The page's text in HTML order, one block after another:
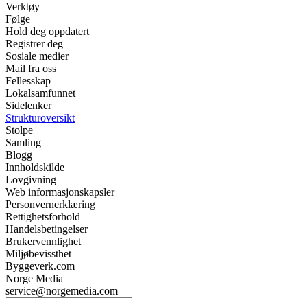
Verktøy
Følge
Hold deg oppdatert
Registrer deg
Sosiale medier
Mail fra oss
Fellesskap
Lokalsamfunnet
Sidelenker
Strukturoversikt
Stolpe
Samling
Blogg
Innholdskilde
Lovgivning
Web informasjonskapsler
Personvernerklæring
Rettighetsforhold
Handelsbetingelser
Brukervennlighet
Miljøbevissthet
Byggeverk.com
Norge Media
service@norgemedia.com